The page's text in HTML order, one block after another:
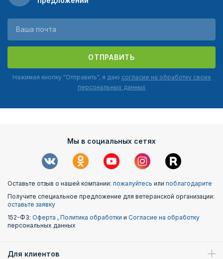
ОТПРАВИТЬ
Нажимая кнопку "Отправить", я даю согласие на обработку своих
персональных данных
Мы в социальных сетях
Оставьте отзыв о нашей компании: пожалуйтесь или поблагодарите
Получите специальное предложение для ветеранской организации:
оставьте заявку
152-ФЗ: Оферта , Политика обработки и Согласие на обработку
персональных данных
Для клиентов